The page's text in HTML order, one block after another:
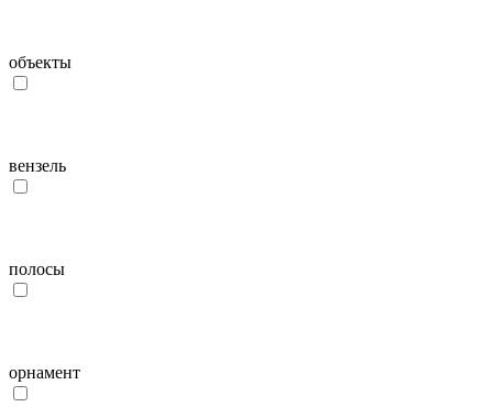
объекты
вензель
полосы
орнамент